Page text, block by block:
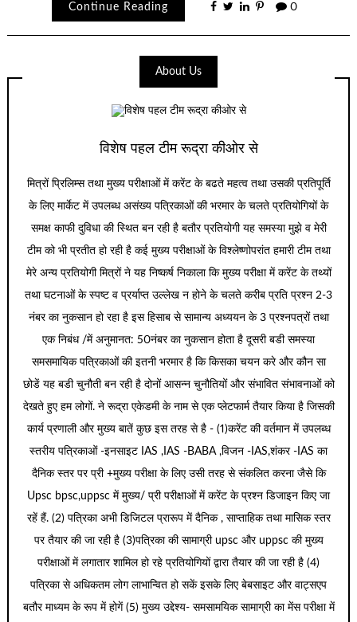
Continue Reading 0
About Us
विशेष पहल टीम रूद्रा कीओर से
मित्रों प्रिलिम्स तथा मुख्य परीक्षाओं में करेंट के बढते महत्व तथा उसकी प्रतिपूर्ति
के लिए मार्केट में उपलब्ध असंख्य पत्रिकाओं की भरमार के चलते प्रतियोगियों के
समक्ष काफी दुविधा की स्थित बन रही है बतौर प्रतियोगी यह समस्या मुझे व मेरी
टीम को भी प्रतीत हो रही है कई मुख्य परीक्षाओं के विश्लेष्णोपरांत हमारी टीम तथा
मेरे अन्य प्रतियोगी मित्रों ने यह निष्कर्ष निकाला कि मुख्य परीक्षा में करेंट के तथ्यों
तथा घटनाओं के स्पष्ट व प्रर्याप्त उल्लेख न होने के चलते करीब प्रति प्रश्न 2-3
नंबर का नुकसान हो रहा है इस हिसाब से सामान्य अध्ययन के 3 प्रश्नपत्रों तथा
एक निबंध /में अनुमानत: 50नंबर का नुकसान होता है दूसरी बडी समस्या
समसमायिक पत्रिकाओं की इतनी भरमार है कि किसका चयन करे और कौन सा
छोडें यह बडी चुनौती बन रही है दोनों आसन्न चुनौतियों और संभावित संभावनाओं को
देखते हुए हम लोगों. ने रूद्रा एकेडमी के नाम से एक प्लेटफार्म तैयार किया है जिसकी
कार्य प्रणाली और मुख्य बातें कुछ इस तरह से है - (1)करेंट की वर्तमान में उपलब्ध
स्तरीय पत्रिकाओं -इनसाइट IAS ,IAS -BABA ,विजन -IAS,शंकर -IAS का
दैनिक स्तर पर प्री +मुख्य परीक्षा के लिए उसी तरह से संकलित करना जैसे कि
Upsc bpsc,uppsc में मुख्य/ प्री परीक्षाओं में करेंट के प्रश्न डिजाइन किए जा
रहें हैं. (2) पत्रिका अभी डिजिटल प्रारूप में दैनिक , साप्ताहिक तथा मासिक स्तर
पर तैयार की जा रही है (3)पत्रिका की सामाग्री upsc और uppsc की मुख्य
परीक्षाओं में लगातार शामिल हो रहे प्रतियोगियों द्वारा तैयार की जा रही है (4)
पत्रिका से अधिकतम लोग लाभान्वित हो सकें इसके लिए बेबसाइट और वाट्सएप
बतौर माध्यम के रूप में होगें (5) मुख्य उद्देश्य- समसामयिक सामाग्री का मेंस परीक्षा में